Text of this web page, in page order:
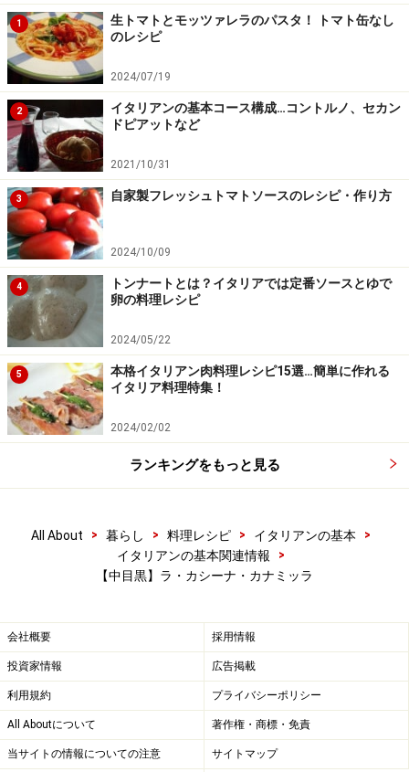
1
生トマトとモッツァレラのパスタ！ トマト缶なし
のレシピ
2024/07/19
2
イタリアンの基本コース構成…コントルノ、セカン
ドピアットなど
2021/10/31
3 自家製フレッシュトマトソースのレシピ・作り方
2024/10/09
4
トンナートとは？イタリアでは定番ソースとゆで
卵の料理レシピ
2024/05/22
5
本格イタリアン肉料理レシピ15選…簡単に作れる
イタリア料理特集！
2024/02/02
ランキングをもっと見る
All About > 暮らし > 料理レシピ > イタリアンの基本
>
イタリアンの基本関連情報
>
【中目黒】ラ・カシーナ・カナミッラ
会社概要 採用情報
投資家情報 広告掲載
利用規約 プライバシーポリシー
All Aboutについて 著作権・商標・免責
当サイトの情報についての注意 サイトマップ